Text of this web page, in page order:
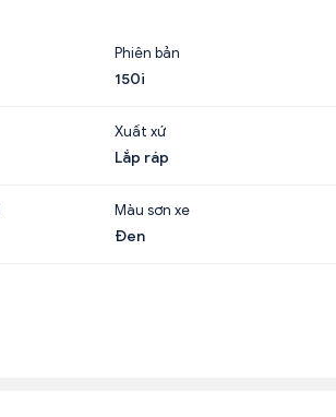
Phiên bản
150i
Xuất xứ
Lắp ráp
Màu sơn xe
Đen